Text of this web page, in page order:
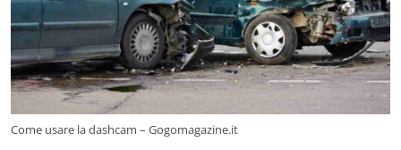
Come usare la dashcam – Gogomagazine.it